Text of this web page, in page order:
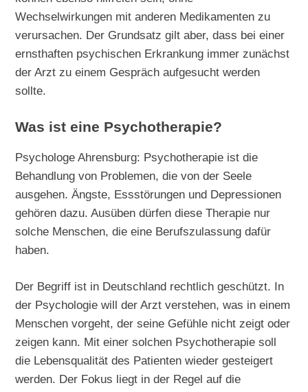
Wechselwirkungen mit anderen Medikamenten zu
verursachen. Der Grundsatz gilt aber, dass bei einer
ernsthaften psychischen Erkrankung immer zunächst
der Arzt zu einem Gespräch aufgesucht werden
sollte.
Was ist eine Psychotherapie?
Psychologe Ahrensburg: Psychotherapie ist die
Behandlung von Problemen, die von der Seele
ausgehen. Ängste, Essstörungen und Depressionen
gehören dazu. Ausüben dürfen diese Therapie nur
solche Menschen, die eine Berufszulassung dafür
haben.
Der Begriff ist in Deutschland rechtlich geschützt. In
der Psychologie will der Arzt verstehen, was in einem
Menschen vorgeht, der seine Gefühle nicht zeigt oder
zeigen kann. Mit einer solchen Psychotherapie soll
die Lebensqualität des Patienten wieder gesteigert
werden. Der Fokus liegt in der Regel auf die